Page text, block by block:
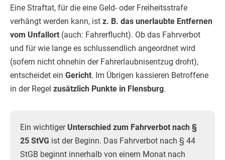
Eine Straftat, für die eine Geld- oder Freiheitsstrafe
verhängt werden kann, ist z. B. das unerlaubte Entfernen
vom Unfallort (auch: Fahrerflucht). Ob das Fahrverbot
und für wie lange es schlussendlich angeordnet wird
(sofern nicht ohnehin der Fahrerlaubnisentzug droht),
entscheidet ein Gericht. Im Übrigen kassieren Betroffene
in der Regel zusätzlich Punkte in Flensburg.
Ein wichtiger Unterschied zum Fahrverbot nach §
25 StVG ist der Beginn. Das Fahrverbot nach § 44
StGB beginnt innerhalb von einem Monat nach